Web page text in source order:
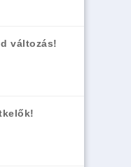
változás!